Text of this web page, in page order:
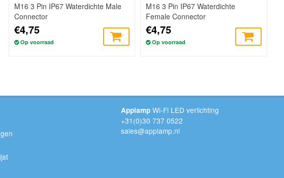
M16 3 Pin IP67 Waterdichte Male
Connector
€4,75
Op voorraad
M16 3 Pin IP67 Waterdichte
Female Connector
€4,75
Op voorraad
Applamp Wi-Fi LED verlichting
+31(0)30 737 0522
sales@applamp.nl